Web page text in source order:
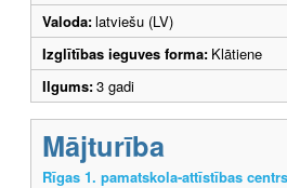
Valoda:latviešu (LV)
Izglītības ieguves forma: Klātiene
Ilgums:3 gadi
Mājturība
Rīgas 1. pamatskola-attīstības centrs